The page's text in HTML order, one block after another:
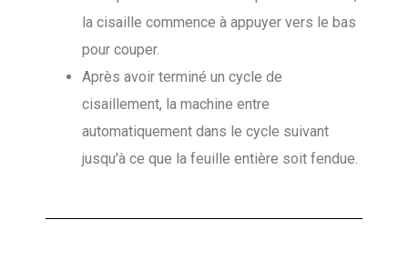
la cisaille commence à appuyer vers le bas
pour couper.
Après avoir terminé un cycle de
cisaillement, la machine entre
automatiquement dans le cycle suivant
jusqu'à ce que la feuille entière soit fendue.